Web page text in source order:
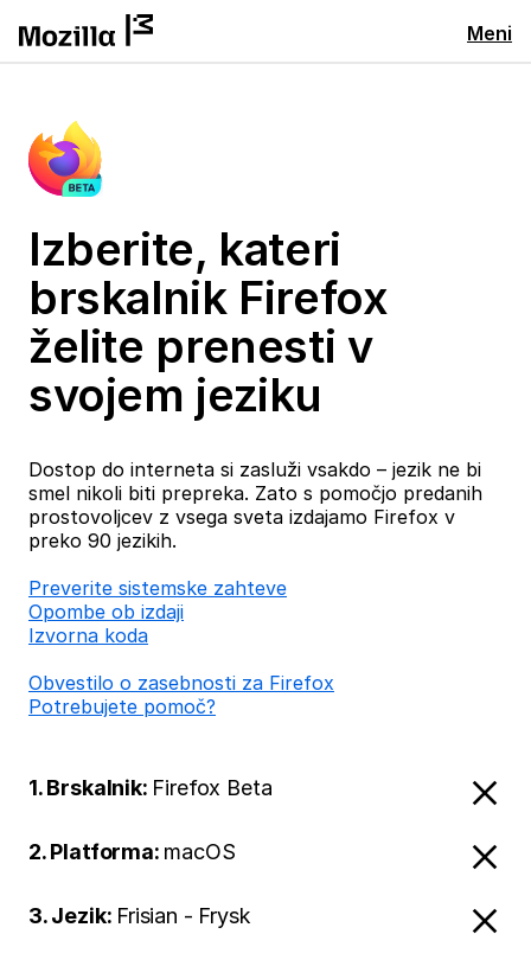
Meni
Izberite, kateri
brskalnik Firefox
želite prenesti v
svojem jeziku
Dostop do interneta si zasluži vsakdo – jezik ne bi
smel nikoli biti prepreka. Zato s pomočjo predanih
prostovoljcev z vsega sveta izdajamo Firefox v
preko 90 jezikih.
Preverite sistemske zahteve
Opombe ob izdaji
Izvorna koda
Obvestilo o zasebnosti za Firefox
Potrebujete pomoč?
1. Brskalnik: Firefox Beta
2. Platforma: macOS
3. Jezik: Frisian - Frysk